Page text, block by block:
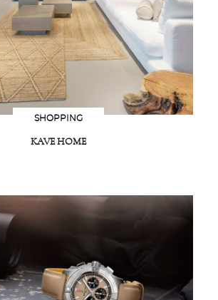
SHOPPING
KAVE HOME